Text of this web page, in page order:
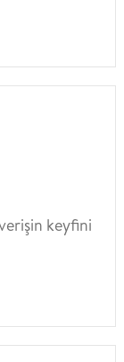
keyfini